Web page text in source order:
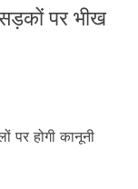
पर भीख
पर होगी कानूनी